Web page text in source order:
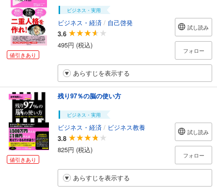
値引きあり
ビジネス・実用
ビジネス・経済 / 自己啓発
3.6
495円 (税込)
試し読み
フォロー
あらすじを表示する
値引きあり
残り97％の脳の使い方
ビジネス・実用
ビジネス・経済 / ビジネス教養
3.8
825円 (税込)
試し読み
フォロー
あらすじを表示する